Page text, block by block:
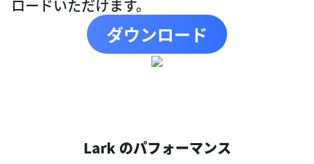
ロードいただけます。
ダウンロード
Lark のパフォーマンス